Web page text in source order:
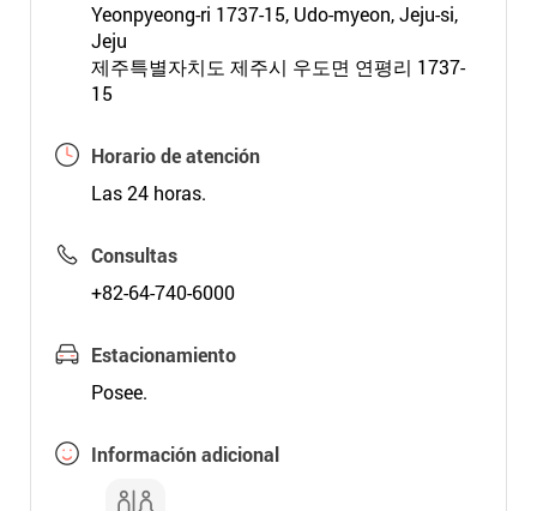
Yeonpyeong-ri 1737-15, Udo-myeon, Jeju-si,
Jeju
제주특별자치도 제주시 우도면 연평리 1737-
15
Horario de atención
Las 24 horas.
Consultas
+82-64-740-6000
Estacionamiento
Posee.
Información adicional